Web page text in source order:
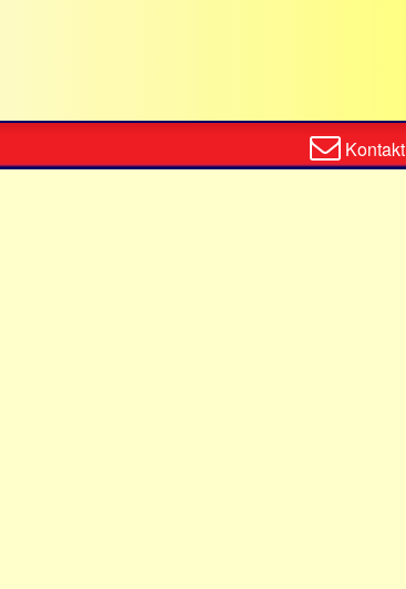
Kontaktformular
Kontakt